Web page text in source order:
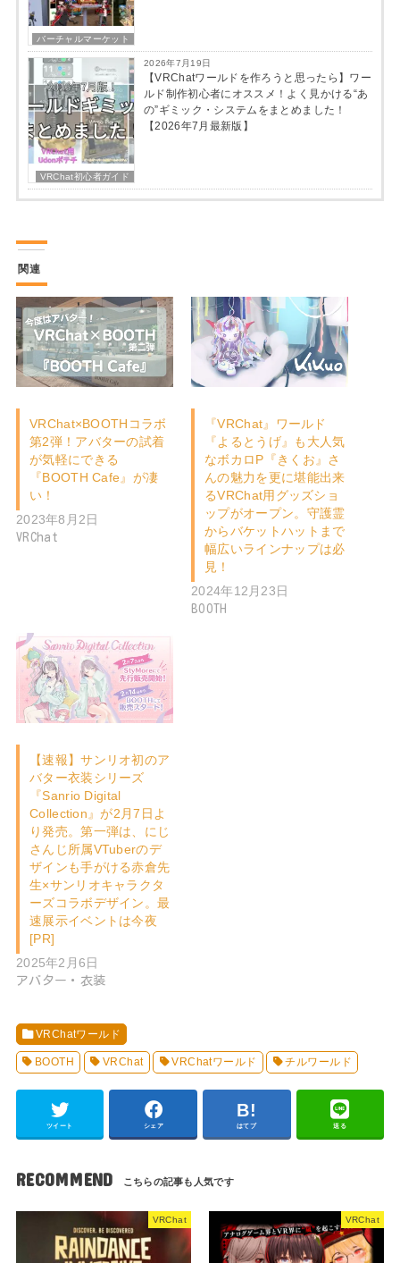
バーチャルマーケット
VRChat初心者ガイド
2026年7月19日
【VRChatワールドを作ろうと思ったら】ワー
ルド制作初心者にオススメ！よく見かける“あ
の”ギミック・システムをまとめました！
【2026年7月最新版】
関連
VRChat×BOOTHコラボ
第2弾！アバターの試着
が気軽にできる
『BOOTH Cafe』が凄
い！
2023年8月2日
VRChat
『VRChat』ワールド
『よるとうげ』も大人気
なボカロP『きくお』さ
んの魅力を更に堪能出来
るVRChat用グッズショ
ップがオープン。守護霊
からバケットハットまで
幅広いラインナップは必
見！
2024年12月23日
BOOTH
【速報】サンリオ初のア
バター衣装シリーズ
『Sanrio Digital
Collection』が2月7日よ
り発売。第一弾は、にじ
さんじ所属VTuberのデ
ザインも手がける赤倉先
生×サンリオキャラクタ
ーズコラボデザイン。最
速展示イベントは今夜
[PR]
2025年2月6日
アバター・衣装
VRChatワールド
BOOTH VRChat VRChatワールド チルワールド
ツイート シェア はてブ 送る
RECOMMEND
VRChat VRChat